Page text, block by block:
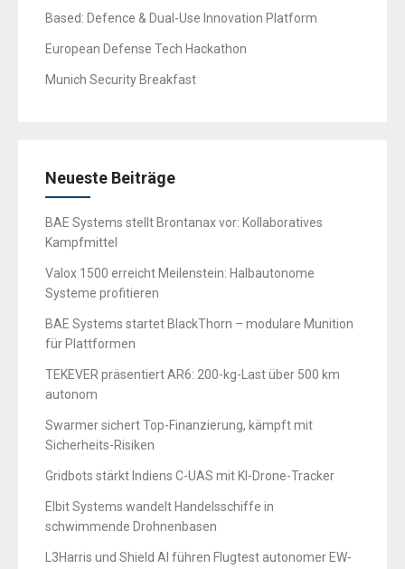
Based: Defence & Dual-Use Innovation Platform
European Defense Tech Hackathon
Munich Security Breakfast
Neueste Beiträge
BAE Systems stellt Brontanax vor: Kollaboratives
Kampfmittel
Valox 1500 erreicht Meilenstein: Halbautonome
Systeme profitieren
BAE Systems startet BlackThorn – modulare Munition
für Plattformen
TEKEVER präsentiert AR6: 200-kg-Last über 500 km
autonom
Swarmer sichert Top-Finanzierung, kämpft mit
Sicherheits-Risiken
Gridbots stärkt Indiens C-UAS mit KI-Drone-Tracker
Elbit Systems wandelt Handelsschiffe in
schwimmende Drohnenbasen
L3Harris und Shield AI führen Flugtest autonomer EW-